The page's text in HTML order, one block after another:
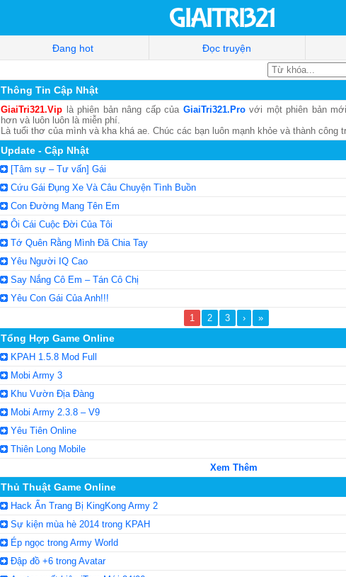
Đang hot Đọc truyện
Thông Tin Cập Nhật
GiaiTri321.Vip là phiên bản nâng cấp của GiaiTri321.Provới một phiên bản
hơn và luôn luôn là miễn phí.
Là tuổi thơ của mình và kha khá ae. Chúc các bạn luôn mạnh khỏe và thành công
Update - Cập Nhật
[Tâm sự – Tư vấn] Gái
Cứu Gái Đụng Xe Và Câu Chuyện Tình Buồn
Con Đường Mang Tên Em
Ôi Cái Cuộc Đời Của Tôi
Tớ Quên Rằng Mình Đã Chia Tay
Yêu Người IQ Cao
Say Nắng Cô Em – Tán Cô Chị
Yêu Con Gái Của Anh!!!
1
2 3 › »
Tổng Hợp Game Online
KPAH 1.5.8 Mod Full
Mobi Army 3
Khu Vườn Địa Đàng
Mobi Army 2.3.8 – V9
Yêu Tiên Online
Thiên Long Mobile
Xem Thêm
Thủ Thuật Game Online
Hack Ẩn Trang Bị KingKong Army 2
Sự kiện mùa hè 2014 trong KPAH
Ép ngọc trong Army World
Đập đồ +6 trong Avatar